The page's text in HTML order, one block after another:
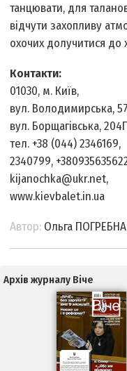
танцювати, для
відчути захопливу
охочих долучитися до
Контакти:
01030, м. Київ,
вул. Володимирська, 57
вул. Борщагівська, 204­Г
тел. +38 (044) 234­61­69,
234­07­99,
kijanochka@ukr.net,
www.kievbalet.in.ua
Автор: Ольга ПОГРЕБНА
Архів журналу Віче